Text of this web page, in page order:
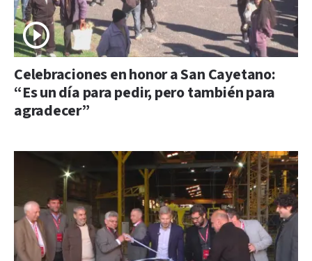
Celebraciones en honor a San Cayetano:
“Es un día para pedir, pero también para
agradecer”